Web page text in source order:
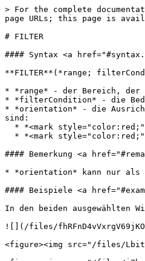
> For the complete
page URLs; this page is
# FILTER
#### Syntax <a
**FILTER**(*range;
* *range* - der Bereich,
* *filterCondition* - die
* *orientation* - die
sind:
#### Bemerkung <a
* *orientation* kann nur als
#### Beispiele <a
In den beiden ausgewählten
![](/files/
<figure><img src="/files/